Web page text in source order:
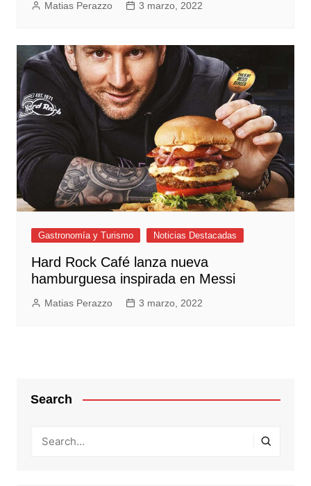
Matias Perazzo 3 marzo, 2022
Gastronomía y Turismo Noticias Destacadas
Hard Rock Café lanza nueva
hamburguesa inspirada en Messi
Matias Perazzo 3 marzo, 2022
Search